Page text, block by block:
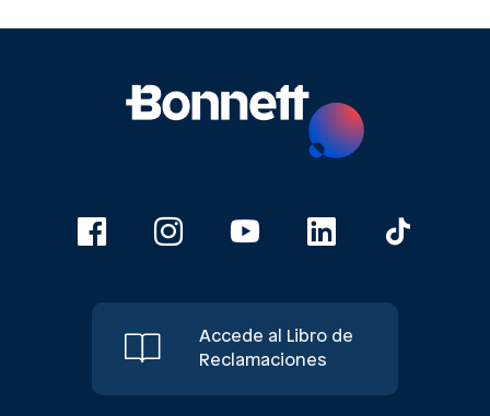
Accede al Libro de
Reclamaciones